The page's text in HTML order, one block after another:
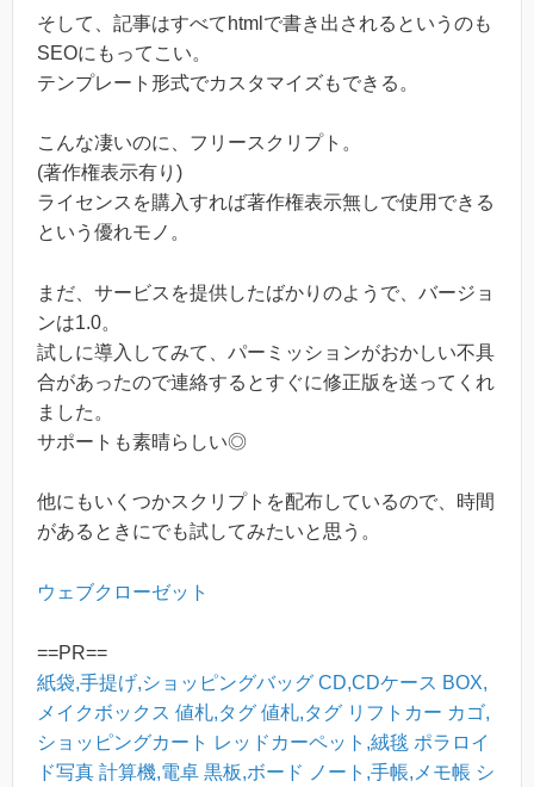
そして、記事はすべてhtmlで書き出されるというのも
SEOにもってこい。
テンプレート形式でカスタマイズもできる。
こんな凄いのに、フリースクリプト。
(著作権表示有り)
ライセンスを購入すれば著作権表示無しで使用できる
という優れモノ。
まだ、サービスを提供したばかりのようで、バージョ
ンは1.0。
試しに導入してみて、パーミッションがおかしい不具
合があったので連絡するとすぐに修正版を送ってくれ
ました。
サポートも素晴らしい◎
他にもいくつかスクリプトを配布しているので、時間
があるときにでも試してみたいと思う。
ウェブクローゼット
==PR==
紙袋,手提げ,ショッピングバッグ CD,CDケース BOX,
メイクボックス 値札,タグ 値札,タグ リフトカー カゴ,
ショッピングカート レッドカーペット,絨毯 ポラロイ
ド写真 計算機,電卓 黒板,ボード ノート,手帳,メモ帳 シ